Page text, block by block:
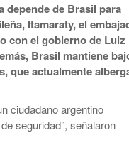
depende de Brasil para
Itamaraty, el
con el gobierno de Luiz
Brasil mantiene
que actualmente
ciudadano argentino
seguridad”, señalaron